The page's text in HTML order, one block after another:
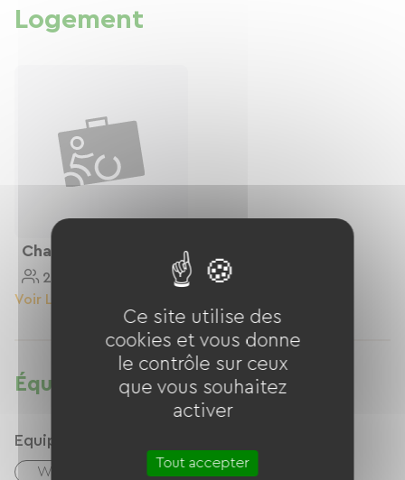
Logement
Chambre D'hôtes
2 Personnes
12 M²
Voir Le Logement
Équipements
Equipements
Wifi gratuit
Ce site utilise des
cookies et vous donne
le contrôle sur ceux
que vous souhaitez
activer
Tout accepter